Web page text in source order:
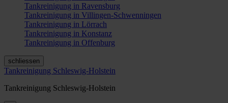
Tankreinigung in Ravensburg
Tankreinigung in Villingen-Schwenningen
Tankreinigung in Lörrach
Tankreinigung in Konstanz
Tankreinigung in Offenburg
schliessen
Tankreinigung Schleswig-Holstein
Tankreinigung Schleswig-Holstein